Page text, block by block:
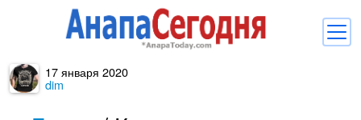
17 января 2020
dim